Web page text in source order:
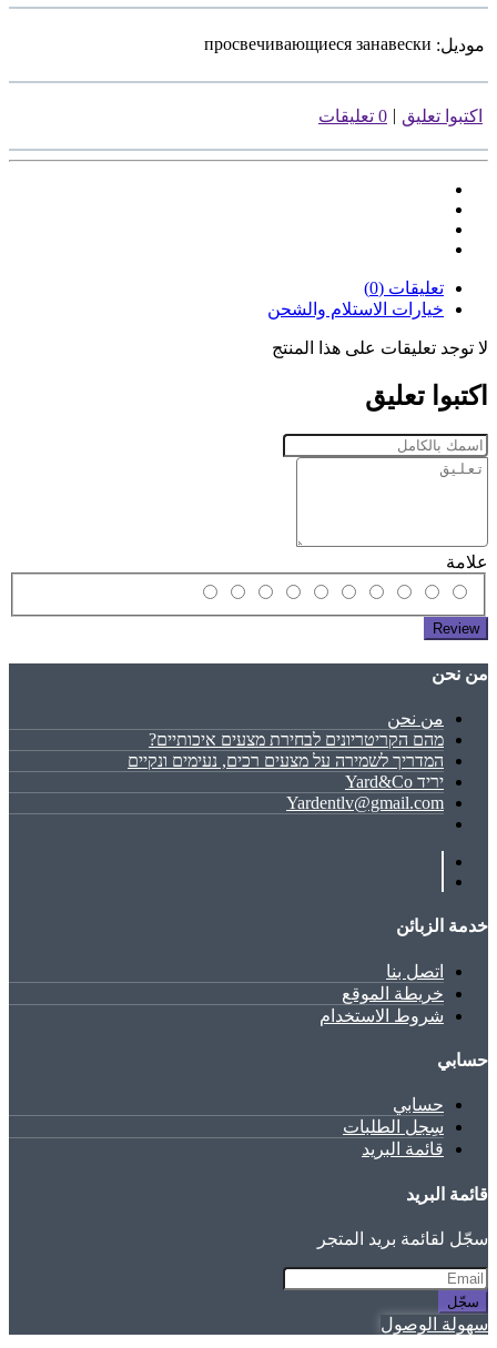
موديل: просвечивающиеся занавески
اكتبوا تعليق | 0 تعليقات
تعليقات (0)
خيارات الاستلام والشحن
لا توجد تعليقات على هذا المنتج
اكتبوا تعليق
علامة
Review
ﻣﻦ ﻧﺤﻦ
ﻣﻦ ﻧﺤﻦ
מהם הקריטריונים לבחירת מצעים איכותיים?
המדריך לשמירה על מצעים רכים, נעימים ונקיים
יריד Yard&Co
Yardentlv@gmail.com
خدمة الزبائن
اتصل بنا
خريطة الموقع
شروط الاستخدام
حسابي
حسابي
سِجل الطلبات
قائمة البريد
قائمة البريد
سجّل لقائمة بريد المتجر
سجّل
سهولة الوصول